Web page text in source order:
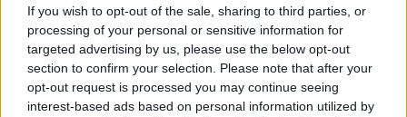
If you wish to opt-out of the sale, sharing to third parties, or
processing of your personal or sensitive information for
targeted advertising by us, please use the below opt-out
section to confirm your selection. Please note that after your
opt-out request is processed you may continue seeing
interest-based ads based on personal information utilized by
próbára teszi a szívünket hétfőn!